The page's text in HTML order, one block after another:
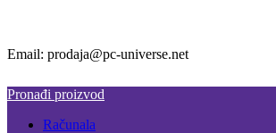
Email: prodaja@pc-universe.net
Pronađi proizvod
Računala